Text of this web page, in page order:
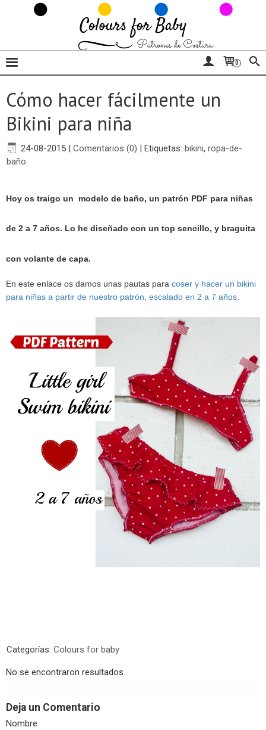
0
Cómo hacer fácilmente un
Bikini para niña
24-08-2015 | Comentarios (0) | Etiquetas: bikini, ropa-de-
baño
Hoy os traigo un modelo de baño, un patrón PDF para niñas
de 2 a 7 años. Lo he diseñado con un top sencillo, y braguita
con volante de capa.
En este enlace os damos unas pautas para coser y hacer un bikini
para niñas a partir de nuestro patrón, escalado en 2 a 7 años
Categorías: Colours for baby
No se encontraron resultados.
Deja un Comentario
Nombre